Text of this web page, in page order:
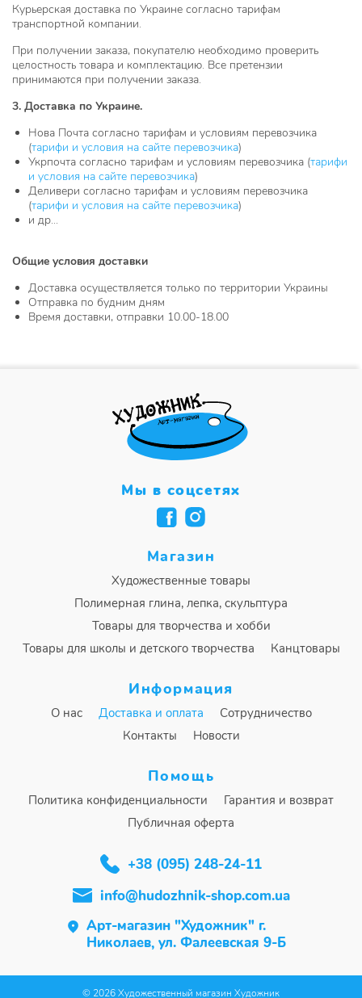
Курьерская доставка по Украине согласно тарифам
транспортной компании.
При получении заказа, покупателю необходимо проверить
целостность товара и комплектацию. Все претензии
принимаются при получении заказа.
3. Доставка по Украине.
Нова Почта согласно тарифам и условиям перевозчика
(тарифи и условия на сайте перевозчика)
Укрпочта согласно тарифам и условиям перевозчика (тарифи
и условия на сайте перевозчика)
Деливери согласно тарифам и условиям перевозчика
(тарифи и условия на сайте перевозчика)
и др...
Общие условия доставки
Доставка осуществляется только по территории Украины
Отправка по будним дням
Время доставки, отправки 10.00-18.00
Мы в соцсетях
Магазин
Художественные товары
Полимерная глина, лепка, скульптура
Товары для творчества и хобби
Товары для школы и детского творчества
Канцтовары
Информация
О нас Доставка и оплата
Сотрудничество
Контакты
Новости
Помощь
Политика конфиденциальности
Гарантия и возврат
Публичная оферта
+38 (095) 248-24-11
info@hudozhnik-shop.com.ua
Арт-магазин "Художник" г.
Николаев, ул. Фалеевская 9-Б
© 2026 Художественный магазин Художник